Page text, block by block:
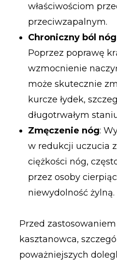
właściwościom
przeciwzapalnym.
Chroniczny ból
Poprzez poprawę
wzmocnienie
może skutecznie
kurcze łydek,
długotrwałym
Zmęczenie nóg:
w redukcji uczucia
ciężkości nóg,
przez osoby
niewydolność żylną.
Przed
kasztanowca,
poważniejszych